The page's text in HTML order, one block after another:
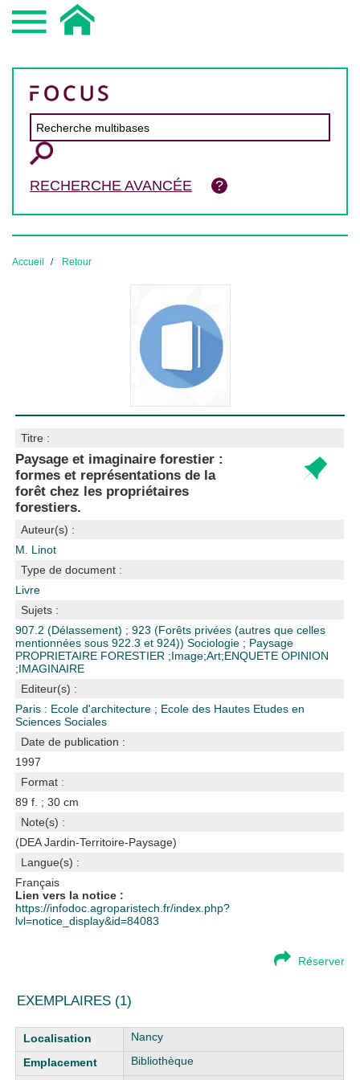
RECHERCHE AVANCÉE
Accueil Retour
Titre :
Paysage et imaginaire forestier :
formes et représentations de la
forêt chez les propriétaires
forestiers.
Auteur(s) :
M. Linot
Type de document :
Livre
Sujets :
907.2 (Délassement) ;923 (Forêts privées (autres que celles
mentionnées sous 922.3 et 924))Sociologie ; Paysage
PROPRIETAIRE FORESTIER ;Image;Art;ENQUETE OPINION
;IMAGINAIRE
Editeur(s) :
Paris : Ecole d'architecture ; Ecole des Hautes Etudes en
Sciences Sociales
Date de publication :
1997
Format :
89 f. ; 30 cm
Note(s) :
(DEA Jardin-Territoire-Paysage)
Langue(s) :
Français
Lien vers la notice :
https://infodoc.agroparistech.fr/index.php?
lvl=notice_display&id=84083
Réserver
EXEMPLAIRES (1)
Liste des exemplaires
Nancy
Bibliothèque